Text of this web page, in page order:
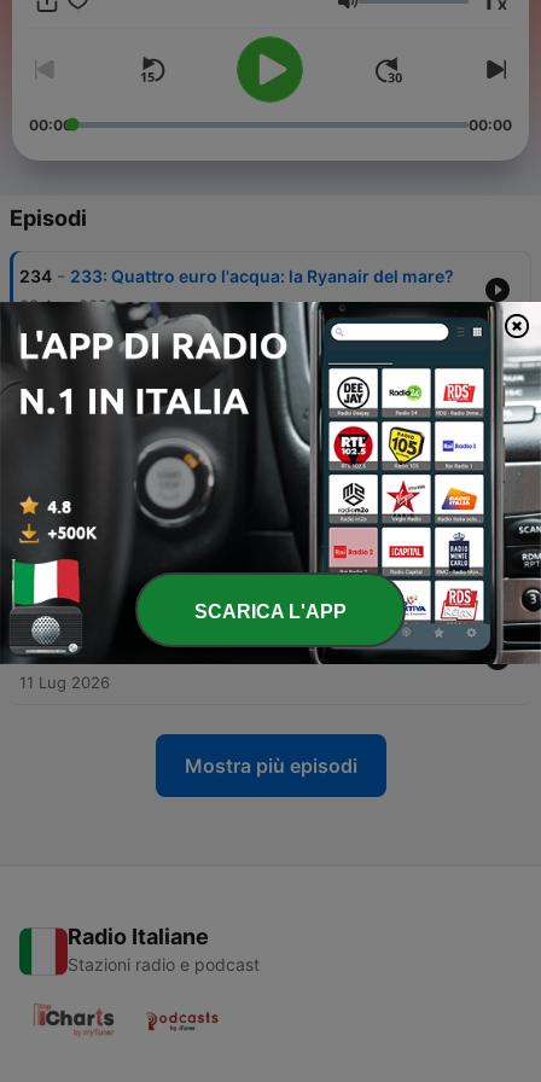
Volume
00:00 00:00
Episodi
234 - 233: Quattro euro l'acqua: la Ryanair del mare?
08 Ago 2026
233 - 232: Come sono nate le crociere italiane (c'entra
01 Ago 2026
231: La ribellione di Raffaele: le letture d'estate le
scelgo io.
25 Lug 2026
231 - 230: "Mangiare a ufo": l'espressione nata dal
Duomo di Milano
18 Lug 2026
230 - 229: Abbronzatissima: la canzone del 1963 che
non finisce mai
11 Lug 2026
Mostra più episodi
Radio Italiane
Stazioni radio e podcast
SCARICA L'APP